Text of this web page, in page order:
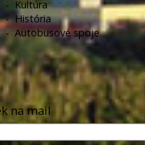
- Kultúra
-História
-Autobusové spoje
na mail